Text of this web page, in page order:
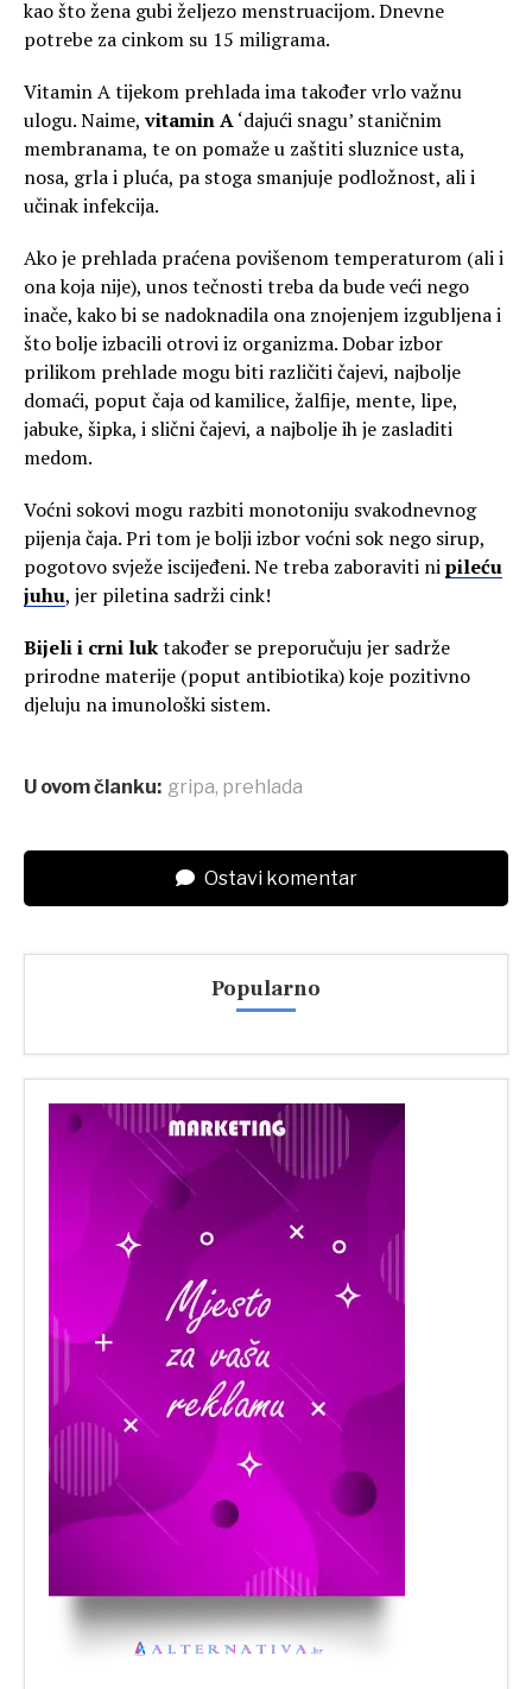
kao što žena gubi željezo menstruacijom. Dnevne
potrebe za cinkom su 15 miligrama.
Vitamin A tijekom prehlada ima također vrlo važnu
ulogu. Naime,vitamin A‘dajući snagu’ staničnim
membranama, te on pomaže u zaštiti sluznice usta,
nosa, grla i pluća, pa stoga smanjuje podložnost, ali i
učinak infekcija.
Ako je prehlada praćena povišenom temperaturom (ali i
ona koja nije), unos tečnosti treba da bude veći nego
inače, kako bi se nadoknadila ona znojenjem izgubljena i
što bolje izbacili otrovi iz organizma. Dobar izbor
prilikom prehlade mogu biti različiti čajevi, najbolje
domaći, poput čaja od kamilice, žalfije, mente, lipe,
jabuke, šipka, i slični čajevi, a najbolje ih je zasladiti
medom.
Voćni sokovi mogu razbiti monotoniju svakodnevnog
pijenja čaja. Pri tom je bolji izbor voćni sok nego sirup,
pogotovo svježe iscijeđeni. Ne treba zaboraviti nipileću
juhu, jer piletina sadrži cink!
Bijeli i crni luktakođer se preporučuju jer sadrže
prirodne materije (poput antibiotika) koje pozitivno
djeluju na imunološki sistem.
U ovom članku: gripa, prehlada
Ostavi komentar
Popularno